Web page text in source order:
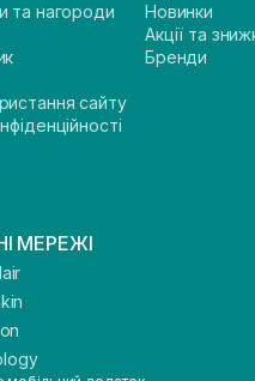
та нагороди
сайту
Новинки
Акції та
Бренди
МЕРЕЖІ